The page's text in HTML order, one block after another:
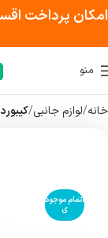
منو
خانه لوازم جانبی
اتمام موجود
ی
امکان پرداخت